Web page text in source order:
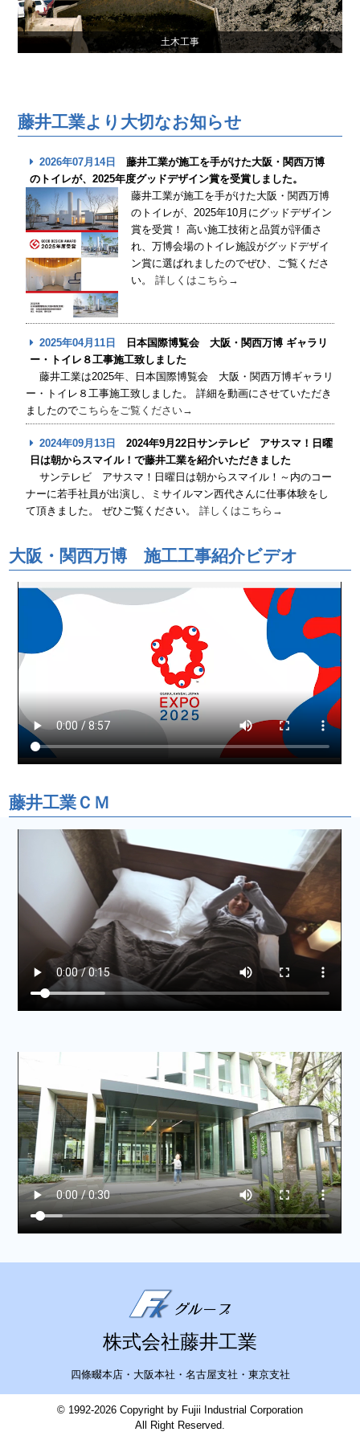
土木工事
藤井工業より大切なお知らせ
2026年07月14日
藤井工業が施工を手がけた大阪・関西万博
のトイレが、2025年度グッドデザイン賞を受賞しました。
藤井工業が施工を手がけた大阪・関西万博
のトイレが、2025年10月にグッドデザイン
賞を受賞！ 高い施工技術と品質が評価さ
れ、万博会場のトイレ施設がグッドデザイ
ン賞に選ばれましたのでぜひ、ご覧くださ
い。詳しくはこちら→
2025年04月11日
日本国際博覧会 大阪・関西万博 ギャラリ
ー・トイレ８工事施工致しました
藤井工業は2025年、日本国際博覧会 大阪・関西万博ギャラリ
ー・トイレ８工事施工致しました。 詳細を動画にさせていただき
ましたので こちらをご覧ください→
2024年09月13日
2024年9月22日サンテレビ アサスマ！日曜
日は朝からスマイル！で藤井工業を紹介いただきました
サンテレビ アサスマ！日曜日は朝からスマイル！～内のコー
ナーに若手社員が出演し、ミサイルマン西代さんに仕事体験をし
て頂きました。 ぜひご覧ください。詳しくはこちら→
大阪・関西万博 施工工事紹介ビデオ
藤井工業ＣＭ
株式会社藤井工業
四條畷本店・大阪本社・名古屋支社・東京支社
© 1992-2026 Copyright by Fujii Industrial Corporation
All Right Reserved.